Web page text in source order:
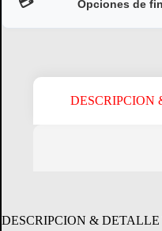
Opciones de
DESCRIPCION
DESCRIPCION &